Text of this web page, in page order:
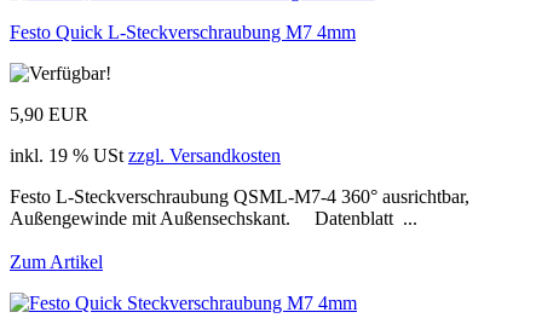
Festo Quick L-Steckverschraubung M7 4mm
5,90 EUR
inkl. 19 % USt zzgl. Versandkosten
Festo L-Steckverschraubung QSML-M7-4 360° ausrichtbar,
Außengewinde mit Außensechskant. Datenblatt ...
Zum Artikel